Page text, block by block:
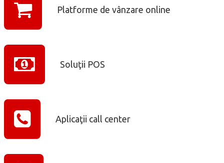
Platforme de vânzare online
Soluţii POS
Aplicaţii call center